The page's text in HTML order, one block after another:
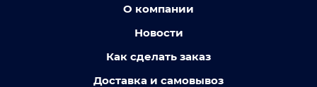
О компании
Новости
Как сделать заказ
Доставка и самовывоз